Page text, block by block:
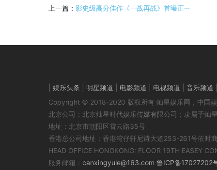
上一篇： 影史级高分佳作《一战再战》首曝正···
娱乐头条 明星频道 电影频道 电视频道 音乐频道
Copyright © 2018-2020 版权所有 灿星娱乐网，中国
北京公司：北京灿星时代娱乐传媒有限公司；隶属于灿
地址：北京市朝阳区霄云路35号
香港总公司地址：香港湾仔轩尼诗大道253-261号依时
HEAD OFFICE HONGKONG: FLOOR 19TH EASEY
服务邮箱： canxingyule@163.com 鲁ICP备17027202